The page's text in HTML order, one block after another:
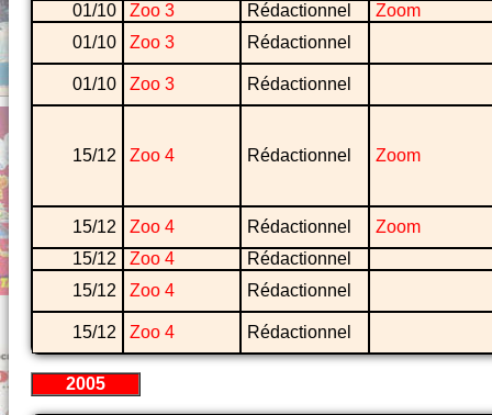
01/10
Zoo 3 Rédactionnel
Zoom
01/10
Zoo 3 Rédactionnel
01/10 Zoo 3 Rédactionnel
15/12 Zoo 4 Rédactionnel Zoom
15/12 Zoo 4 Rédactionnel
Zoom
15/12
Zoo 4
Rédactionnel
15/12
Zoo 4 Rédactionnel
15/12 Zoo 4 Rédactionnel
2005